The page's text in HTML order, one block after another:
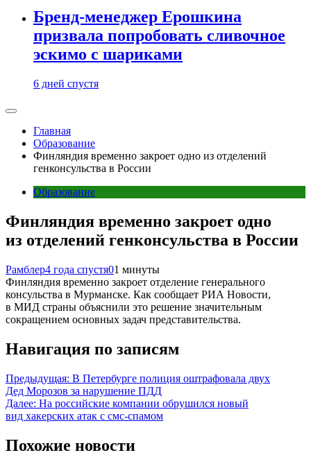
Бренд-менеджер Ерошкина
призвала попробовать сливочное
эскимо с шариками
6 дней спустя
Главная
Образование
Финляндия временно закроет одно из отделений
генконсульства в России
Образование
Финляндия временно закроет одно
из отделений генконсульства в России
Рамблер4 года спустя01 минуты
Финляндия временно закроет отделение генерального
консульства в Мурманске. Как сообщает РИА Новости,
в МИД страны объяснили это решение значительным
сокращением основных задач представительства.
Навигация по записям
Предыдущая: В Петербурге полиция оштрафовала двух
Дед Морозов за нарушение ПДД
Далее: На российские компании обрушился новый
вид хакерских атак с смс-спамом
Похожие новости